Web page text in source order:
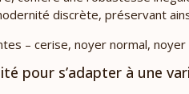
discrète, préservant
– cerise, noyer normal,
pour s’adapter à une